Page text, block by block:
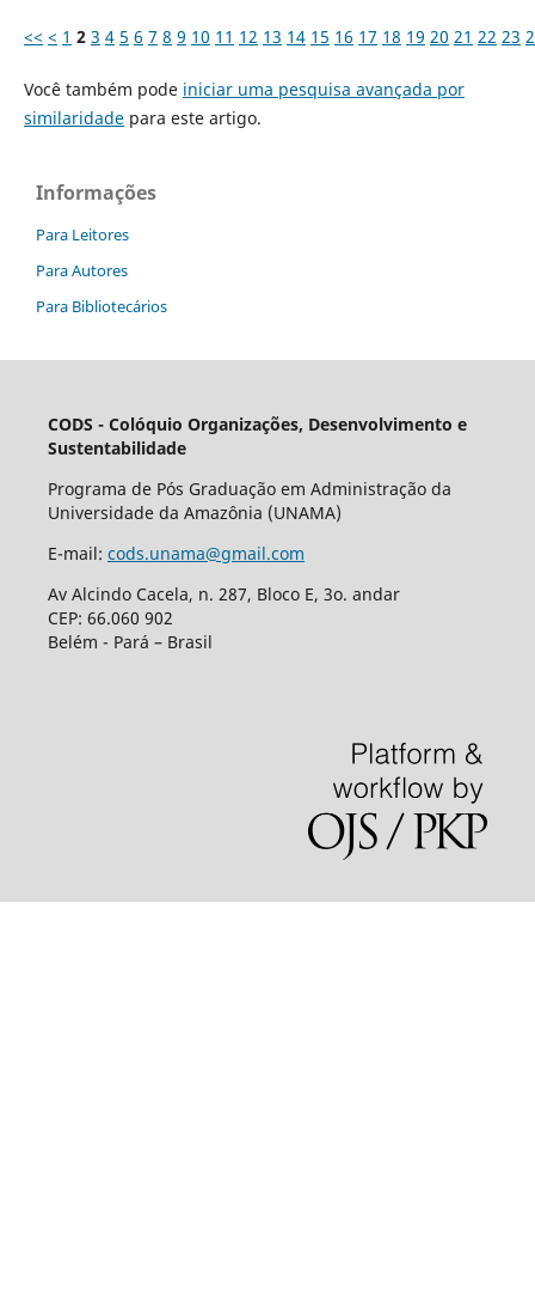
<< < 1 2 3 4 5 6 7 8 9 10 11 12 13 14 15 16 17 18 19 20 21 22 23
Você também pode iniciar uma pesquisa avançada por
similaridadepara este artigo.
Informações
Para Leitores
Para Autores
Para Bibliotecários
CODS - Colóquio Organizações, Desenvolvimento e
Sustentabilidade
Programa de Pós Graduação em Administração da
Universidade da Amazônia (UNAMA)
E-mail: cods.unama@gmail.com
Av Alcindo Cacela, n. 287, Bloco E, 3o. andar
CEP: 66.060 902
Belém - Pará – Brasil